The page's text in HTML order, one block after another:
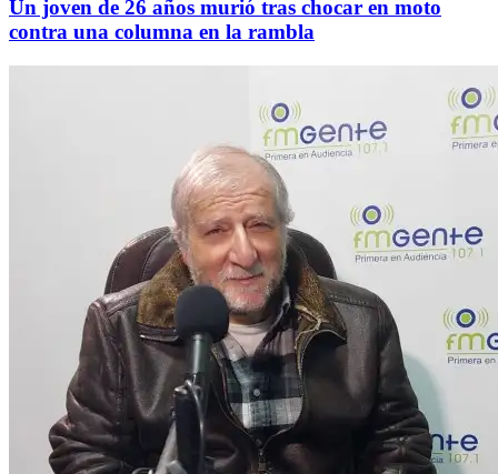
Un joven de 26 años murió tras chocar en moto
contra una columna en la rambla